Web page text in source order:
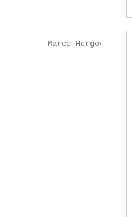
Marco Hergovich